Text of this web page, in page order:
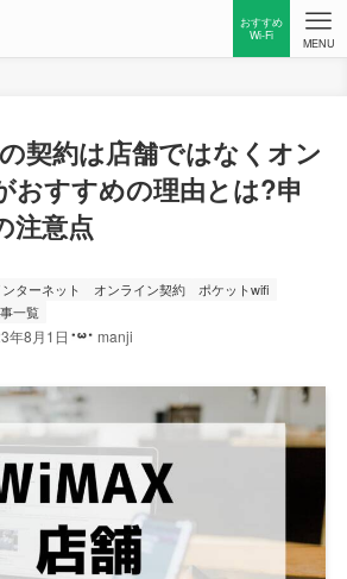
おすすめ
Wi-Fi
MENU
契約は店舗ではなくオン
おすすめの理由とは?申
注意点
ンターネット オンライン契約
ポケットwifi
一覧
年8月1日 manji